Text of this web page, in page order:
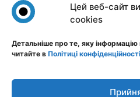
Цей веб-сайт
cookies
Детальніше про те, яку
читайте в Політиці конфіденційності
sales@novatalks.com.ua
Форма зворотного зв'язку
Правова інформація